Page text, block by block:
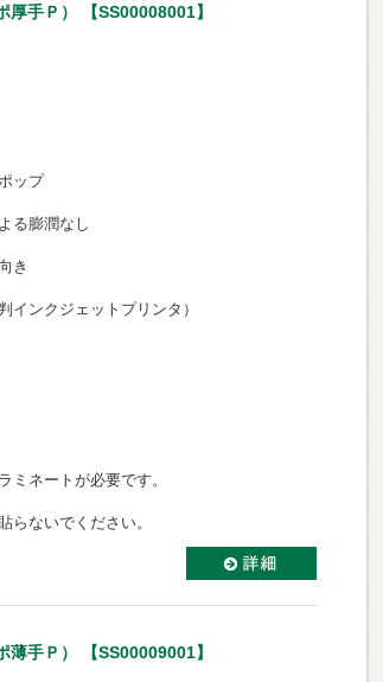
手Ｐ） 【SS00008001】
ップ
る膨潤なし
出力向き
ンクジェットプリンタ）
向き
ーラミネートが必要です。
らないでください。
手Ｐ） 【SS00009001】